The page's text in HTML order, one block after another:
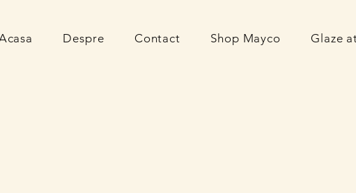
Despre Contact Shop Mayco Glaze